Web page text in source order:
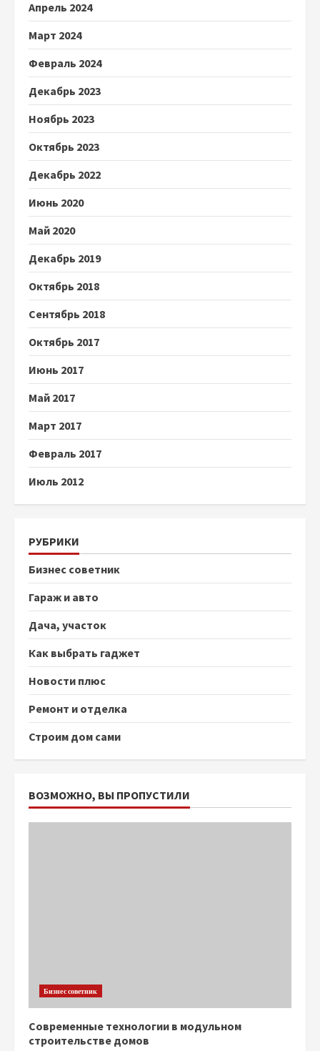
Апрель 2024
Март 2024
Февраль 2024
Декабрь 2023
Ноябрь 2023
Октябрь 2023
Декабрь 2022
Июнь 2020
Май 2020
Декабрь 2019
Октябрь 2018
Сентябрь 2018
Октябрь 2017
Июнь 2017
Май 2017
Март 2017
Февраль 2017
Июль 2012
РУБРИКИ
Бизнес советник
Гараж и авто
Дача, участок
Как выбрать гаджет
Новости плюс
Ремонт и отделка
Строим дом сами
ВОЗМОЖНО, ВЫ ПРОПУСТИЛИ
Бизнес советник
Современные технологии в модульном
строительстве домов